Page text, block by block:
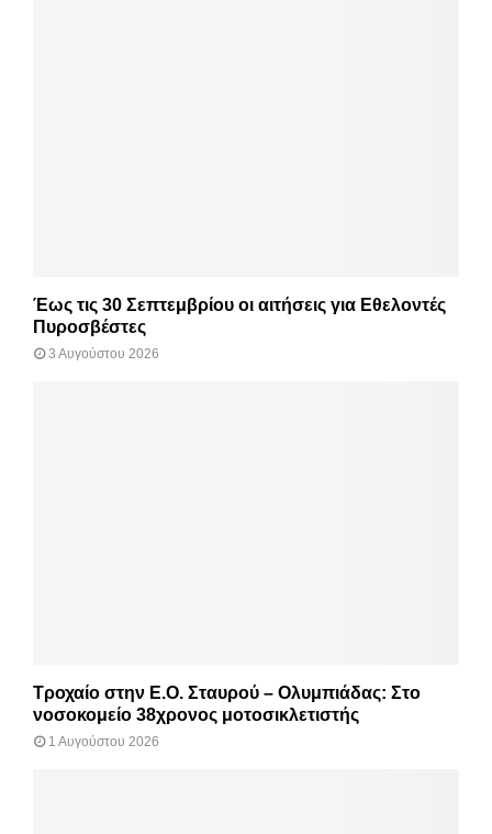
Έως τις 30 Σεπτεμβρίου οι αιτήσεις για Εθελοντές
Πυροσβέστες
3 Αυγούστου 2026
Τροχαίο στην Ε.Ο. Σταυρού – Ολυμπιάδας: Στο
νοσοκομείο 38χρονος μοτοσικλετιστής
1 Αυγούστου 2026